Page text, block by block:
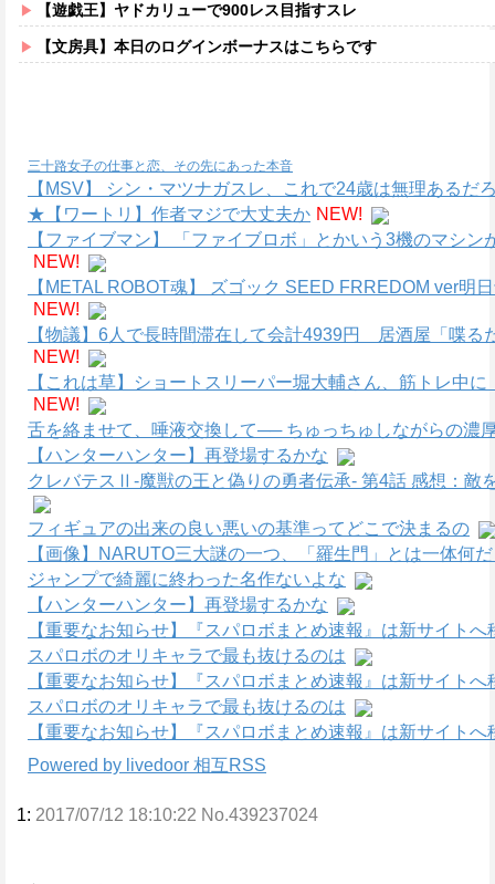
【遊戯王】ヤドカリューで900レス目指すスレ
【文房具】本日のログインボーナスはこちらです
三十路女子の仕事と恋、その先にあった本音
【MSV】 シン・マツナガスレ、これで24歳は無理あるだ
★【ワートリ】作者マジで大丈夫か NEW!
【ファイブマン】 「ファイブロボ」とかいう3機のマシン
NEW!
【METAL ROBOT魂】 ズゴック SEED FRREDOM ver
NEW!
【物議】6人で長時間滞在して会計4939円 居酒屋「喋る
NEW!
【これは草】ショートスリーパー堀大輔さん、筋トレ中
NEW!
舌を絡ませて、唾液交換して── ちゅっちゅしながらの濃
【ハンターハンター】再登場するかな
クレバテスⅡ-魔獣の王と偽りの勇者伝承- 第4話 感想：敵
フィギュアの出来の良い悪いの基準ってどこで決まるの
【画像】NARUTO三大謎の一つ、「羅生門」とは一体何
ジャンプで綺麗に終わった名作ないよな
【ハンターハンター】再登場するかな
【重要なお知らせ】『スパロボまとめ速報』は新サイトへ
スパロボのオリキャラで最も抜けるのは
【重要なお知らせ】『スパロボまとめ速報』は新サイトへ
スパロボのオリキャラで最も抜けるのは
【重要なお知らせ】『スパロボまとめ速報』は新サイトへ
Powered by livedoor 相互RSS
1: 2017/07/12 18:10:22 No.439237024